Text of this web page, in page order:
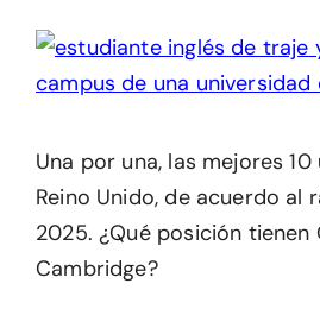
Una por una, las mejores
Reino Unido, de acuerdo al
2025. ¿Qué posición tienen
Cambridge?